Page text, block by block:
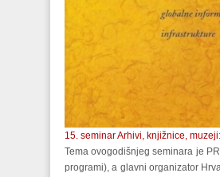
15. seminar Arhivi, knjižnice, muzeji
Tema ovogodišnjeg seminara je
programi), a glavni organizator